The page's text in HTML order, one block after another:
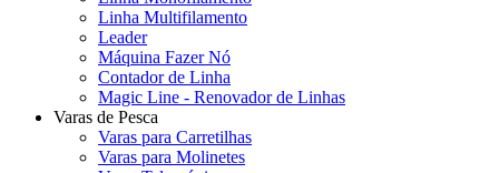
Linha Multifilamento
Leader
Máquina Fazer Nó
Contador de Linha
Magic Line - Renovador de Linhas
Varas de Pesca
Varas para Carretilhas
Varas para Molinetes